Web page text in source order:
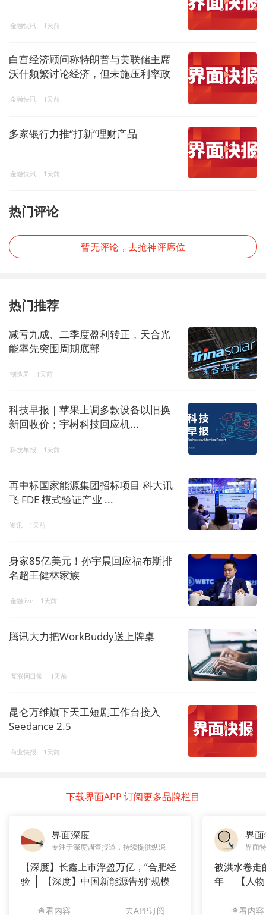
金融快讯 1天前
白宫经济顾问称特朗普与美联储主席
沃什频繁讨论经济，但未施压利率政
金融快讯 1天前
多家银行力推“打新”理财产品
金融快讯 1天前
热门评论
暂无评论，去抢神评席位
热门推荐
减亏九成、二季度盈利转正，天合光
能率先突围周期底部
制造局 1天前
科技早报 | 苹果上调多款设备以旧换
新回收价；宇树科技回应机...
科技早报 1天前
再中标国家能源集团招标项目 科大讯
飞 FDE 模式验证产业 ...
资讯 1天前
身家85亿美元！孙宇晨回应福布斯排
名超王健林家族
金融live 1天前
腾讯大力把WorkBuddy送上牌桌
互联网日常 1天前
昆仑万维旗下天工短剧工作台接入
Seedance 2.5
商业快报 1天前
下载界面APP 订阅更多品牌栏目
界面深度
专注于深度调查报道，持续提供纵深
【深度】长鑫上市浮盈万亿，“合肥经
验
【深度】中国新能源告别“规模
查看内容 去APP订阅
界
界面
被洪水卷走
年
【人
查看内容